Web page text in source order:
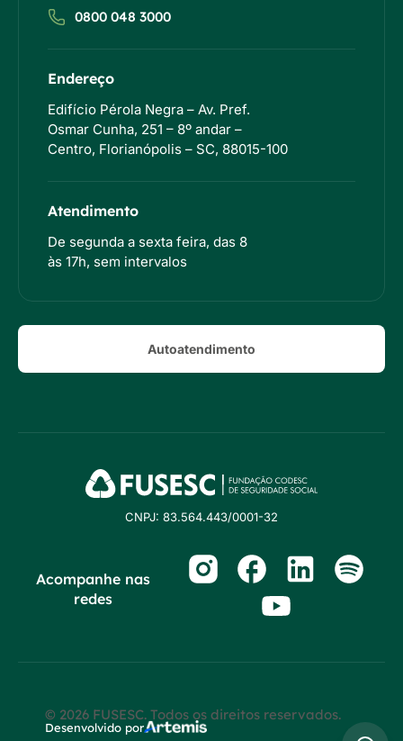
0800 048 3000
Endereço
Edifício Pérola Negra – Av. Pref.
Osmar Cunha, 251 – 8º andar –
Centro, Florianópolis – SC, 88015-100
Atendimento
De segunda a sexta feira, das 8
às 17h, sem intervalos
Autoatendimento
CNPJ: 83.564.443/0001-32
Acompanhe nas
redes
© 2026 FUSESC. Todos os direitos reservados.
Desenvolvido por